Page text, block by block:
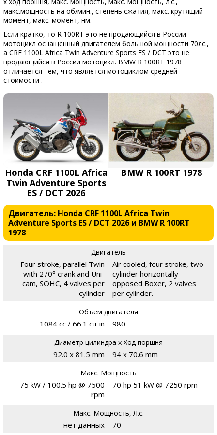
макс.мощность на об/мин., степень сжатия, макс. крутящий
момент, макс. момент, нм.
Если кратко, то R 100RT это не продающийся в России
мотоцикл оснащенный двигателем большой мощности 70лс.,
а CRF 1100L Africa Twin Adventure Sports ES / DCT это не
продающийся в России мотоцикл. BMW R 100RT 1978
отличается тем, что является мотоциклом средней
стоимости .
Honda CRF 1100L Africa
Twin Adventure Sports
ES / DCT 2026
BMW R 100RT 1978
Двигатель: Honda CRF 1100L Africa Twin
Adventure Sports ES / DCT 2026 и BMW R 100RT
1978
Двигатель
Four stroke, parallel Twin
with 270° crank and Uni-
cam, SOHC, 4 valves per
cylinder
Air cooled, four stroke, two
cylinder horizontally
opposed Boxer, 2 valves
per cylinder.
Объём двигателя
1084 cc / 66.1 cu-in 980
Диаметр цилиндра х Ход поршня
92.0 x 81.5 mm 94 x 70.6 mm
Макс. Мощность
75 kW / 100.5 hp @ 7500
rpm
70 hp 51 kW @ 7250 rpm
Макс. Мощность, Л.с.
нет данных 70